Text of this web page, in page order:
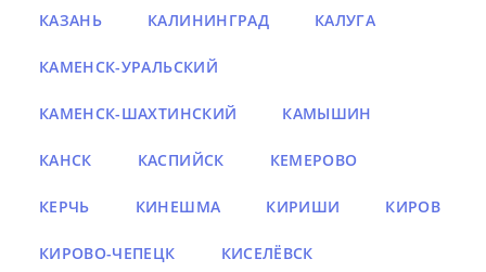
КАЗАНЬ КАЛИНИНГРАД КАЛУГА
КАМЕНСК-УРАЛЬСКИЙ
КАМЕНСК-ШАХТИНСКИЙ КАМЫШИН
КАНСК КАСПИЙСК КЕМЕРОВО
КЕРЧЬ КИНЕШМА КИРИШИ КИРОВ
КИРОВО-ЧЕПЕЦК КИСЕЛЁВСК